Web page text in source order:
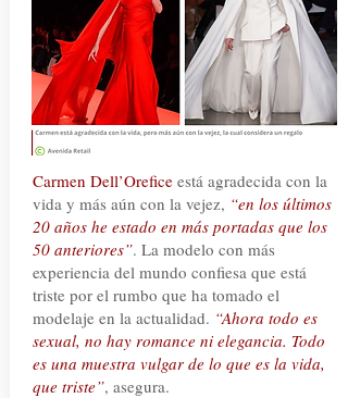
Carmen Dell’Oreficeestá agradecida con la
vida y más aún con la vejez, “en los últimos
20 años he estado en más portadas que los
50 anteriores”. La modelo con más
experiencia del mundo confiesa que está
triste por el rumbo que ha tomado el
modelaje en la actualidad. “Ahora todo es
sexual, no hay romance ni elegancia. Todo
es una muestra vulgar de lo que es la vida,
que triste”, asegura.